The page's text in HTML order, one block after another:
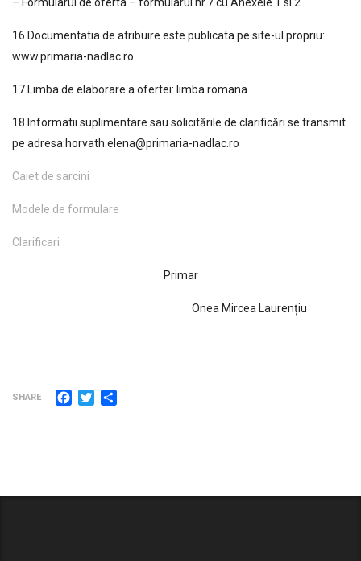
– Formularul de oferta – formularul nr.7 cu Anexele 1 si 2
16.Documentatia de atribuire este publicata pe site-ul propriu:
www.primaria-nadlac.ro
17.Limba de elaborare a ofertei: limba romana.
18.Informatii suplimentare sau solicitările de clarificări se transmit
pe adresa:horvath.elena@primaria-nadlac.ro
Caiet de sarcini
Modele de formulare
Clarificari
Primar
Onea Mircea Laurențiu
SHARE Facebook
Twitter